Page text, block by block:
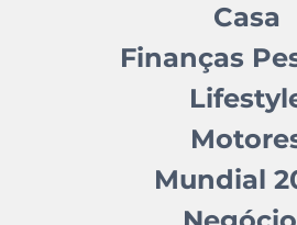
Casa
Finanças
Mundial